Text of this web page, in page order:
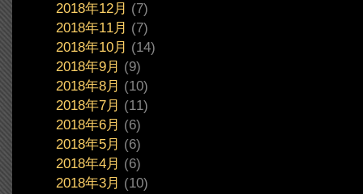
2018年12月 (7)
2018年11月 (7)
2018年10月 (14)
2018年9月 (9)
2018年8月 (10)
2018年7月 (11)
2018年6月 (6)
2018年5月 (6)
2018年4月 (6)
2018年3月 (10)